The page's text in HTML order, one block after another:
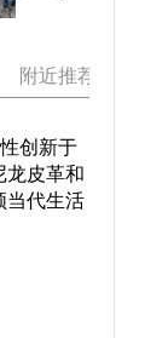
附近推荐景点
创新于
龙皮革和
当代生活